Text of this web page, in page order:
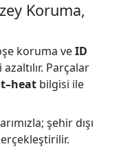
Koruma,
koruma veID
Parçalar
bilgisi ile
şehir dışı